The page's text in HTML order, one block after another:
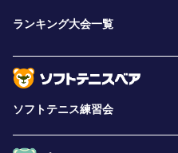
ランキング大会一覧
ソフトテニス練習会